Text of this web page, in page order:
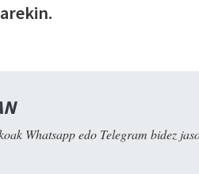
Whatsapp edo Telegram bidez